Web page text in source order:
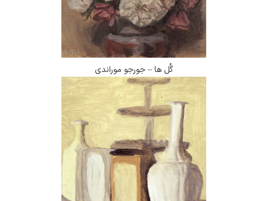
گُل ها – جورجو موراندی